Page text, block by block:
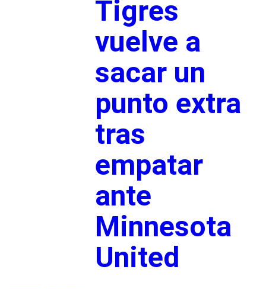
Tigres
vuelve a
sacar un
punto extra
tras
empatar
ante
Minnesota
United